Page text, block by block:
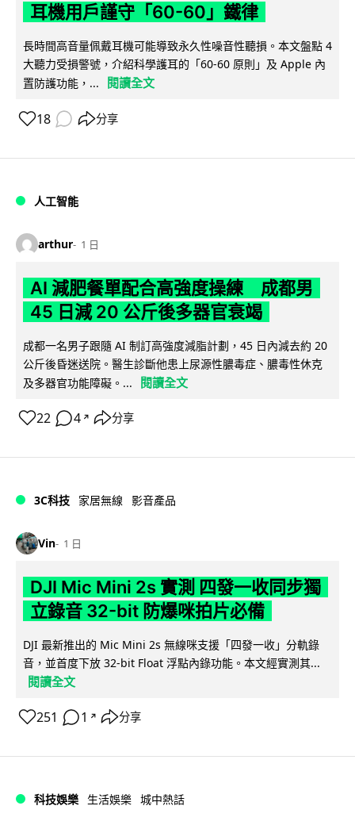
耳機用戶謹守「60-60」鐵律
長時間高音量佩戴耳機可能導致永久性噪音性聽損。本文盤點 4
大聽力受損警號，介紹科學護耳的「60-60 原則」及 Apple 內
置防護功能，...
閱讀全文
18 分享
人工智能
arthur 1 日
AI 減肥餐單配合高強度操練 成都男
45 日減 20 公斤後多器官衰竭
成都一名男子跟隨 AI 制訂高強度減脂計劃，45 日內減去約 20
公斤後昏迷送院。醫生診斷他患上尿源性膿毒症、膿毒性休克
及多器官功能障礙。...
閱讀全文
22 4 ↗ 分享
3C科技 家居無線 影音產品
Vin 1 日
DJI Mic Mini 2s 實測 四發一收同步獨
立錄音 32-bit 防爆咪拍片必備
DJI 最新推出的 Mic Mini 2s 無線咪支援「四發一收」分軌錄
音，並首度下放 32-bit Float 浮點內錄功能。本文經實測其...
閱讀全文
251 1 ↗ 分享
科技娛樂 生活娛樂 城中熱話